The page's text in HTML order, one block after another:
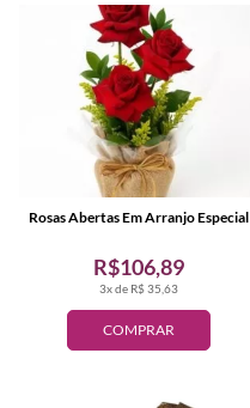
COMPRAR
3x de R$ 35,63
R$106,89
Rosas Abertas Em Arranjo Especial